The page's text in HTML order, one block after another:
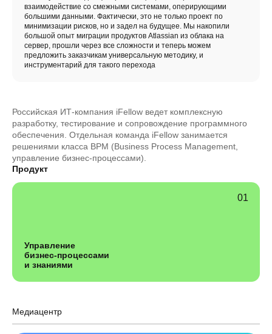
взаимодействие со смежными системами, оперирующими
большими данными. Фактически, это не только проект по
минимизации рисков, но и задел на будущее. Мы накопили
большой опыт миграции продуктов Atlassian из облака на
сервер, прошли через все сложности и теперь можем
предложить заказчикам универсальную методику, и
инструментарий для такого перехода
Российская ИТ-компания iFellow ведет комплексную
разработку, тестирование и сопровождение программного
обеспечения. Отдельная команда iFellow занимается
решениями класса BPM (Business Process Management,
управление бизнес-процессами).
Продукт
Управление
бизнес-процессами
и знаниями
Медиацентр